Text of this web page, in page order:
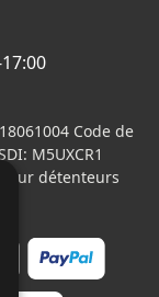
Code de
M5UXCR1
leur détenteurs